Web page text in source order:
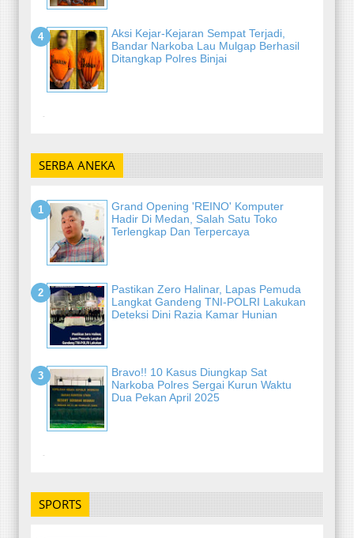
Aksi Kejar-Kejaran Sempat Terjadi,
Bandar Narkoba Lau Mulgap Berhasil
Ditangkap Polres Binjai
-
SERBA ANEKA
Grand Opening 'REINO' Komputer
Hadir Di Medan, Salah Satu Toko
Terlengkap Dan Terpercaya
Pastikan Zero Halinar, Lapas Pemuda
Langkat Gandeng TNI-POLRI Lakukan
Deteksi Dini Razia Kamar Hunian
Bravo!! 10 Kasus Diungkap Sat
Narkoba Polres Sergai Kurun Waktu
Dua Pekan April 2025
-
SPORTS